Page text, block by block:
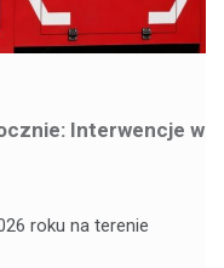
Interwencje w
roku na terenie